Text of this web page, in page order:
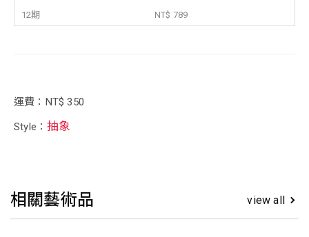
12期
NT$ 789
運費：NT$ 350
Style：抽象
相關藝術品 view all